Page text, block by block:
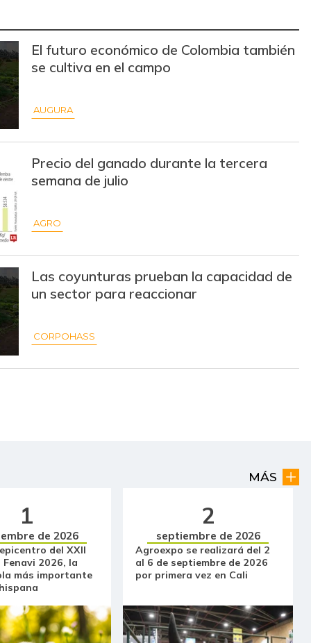
$ 15.000,00 +$ 125,00 +0,84%
$ 32.097,00
$ 31.430,00 - -
$ 7.639,00
$ 177.941,00 -
-27,42%
$ 6.333,00 +$ 66,00 +1,05%
$ 32.097,00 -$ 333,00 -1,03%
$ 34.075,00 - -
El futuro económico de Colombia también
se cultiva en el campo
AUGURA
Precio del ganado durante la tercera
semana de julio
AGRO
Las coyunturas prueban la capacidad de
un sector para reaccionar
CORPOHASS
MÁS
1
de 2026
del XXII
Fenavi 2026, la
más importante
2
septiembre de 2026
Agroexpo se realizará del 2
al 6 de septiembre de 2026
por primera vez en Cali